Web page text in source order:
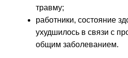
травму;
работники, состояние
ухудшилось в связи с
общим заболеванием.